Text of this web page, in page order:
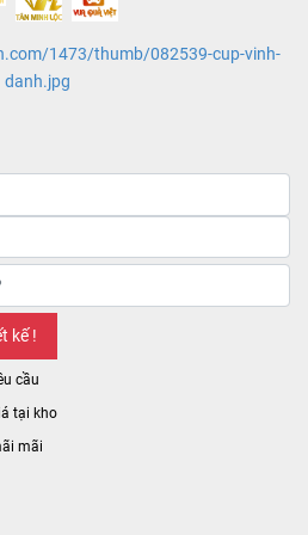
tùng tiệm mà vẫn đảm bảo chất
cầu
tại kho
mãi